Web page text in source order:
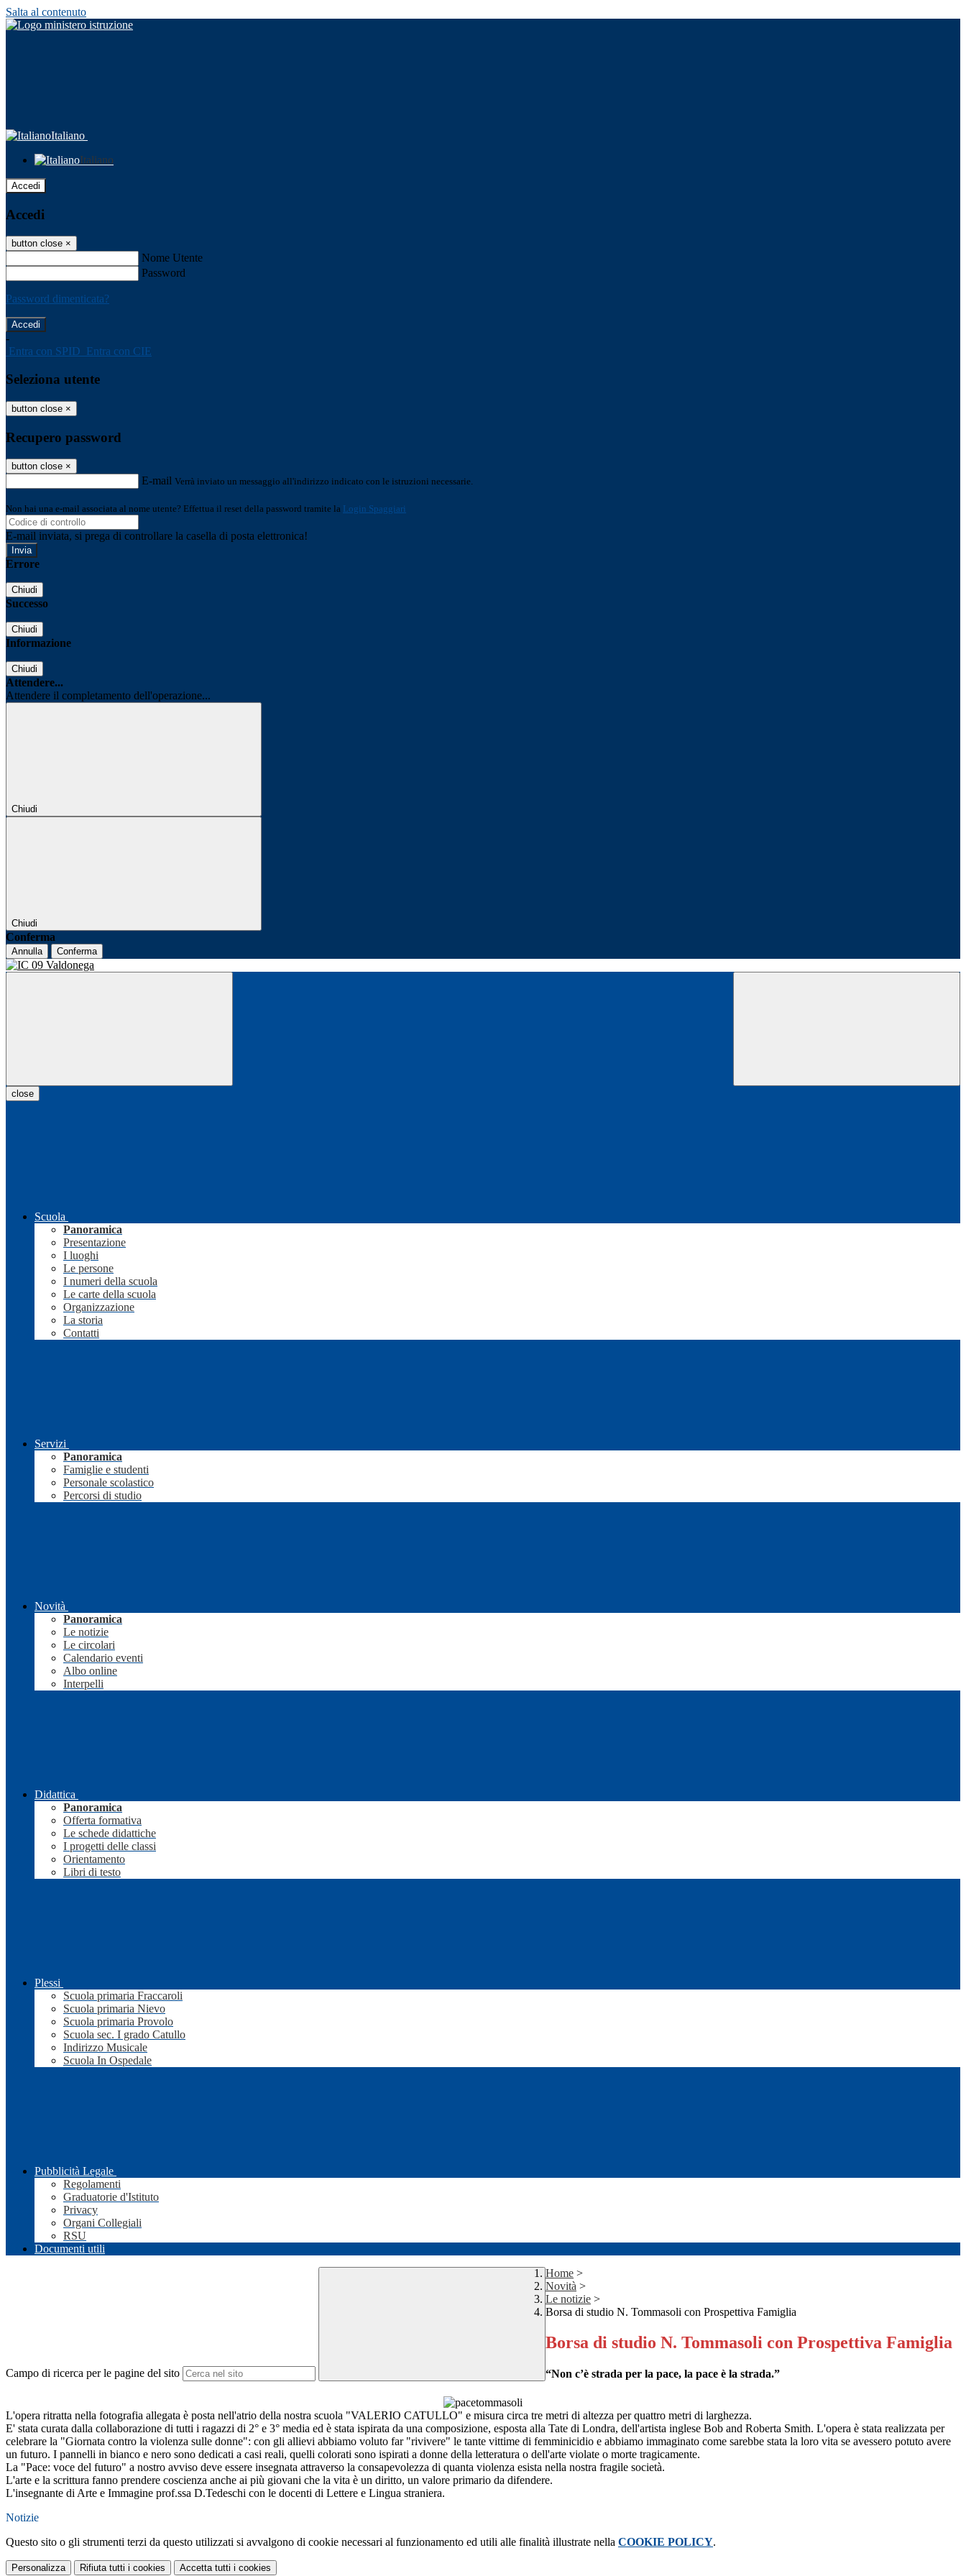
Salta al contenuto
Italiano
Italiano
Accedi
Accedi
button close ×
Nome Utente
Password
Password dimenticata?
-
Entra con SPID Entra con CIE
Seleziona utente
button close ×
Recupero password
button close ×
E-mail Verrà inviato un messaggio all'indirizzo indicato con le istruzioni necessarie.
Non hai una e-mail associata al nome utente? Effettua il reset della password tramite la Login Spaggiari
E-mail inviata, si prega di controllare la casella di posta elettronica!
Errore
Chiudi
Successo
Chiudi
Informazione
Chiudi
Attendere...
Attendere il completamento dell'operazione...
Chiudi
Chiudi
Conferma
Annulla Conferma
close
Scuola
Panoramica
Presentazione
I luoghi
Le persone
I numeri della scuola
Le carte della scuola
Organizzazione
La storia
Contatti
Servizi
Panoramica
Famiglie e studenti
Personale scolastico
Percorsi di studio
Novità
Panoramica
Le notizie
Le circolari
Calendario eventi
Albo online
Interpelli
Didattica
Panoramica
Offerta formativa
Le schede didattiche
I progetti delle classi
Orientamento
Libri di testo
Plessi
Scuola primaria Fraccaroli
Scuola primaria Nievo
Scuola primaria Provolo
Scuola sec. I grado Catullo
Indirizzo Musicale
Scuola In Ospedale
Pubblicità Legale
Regolamenti
Graduatorie d'Istituto
Privacy
Organi Collegiali
RSU
Documenti utili
Campo di ricerca per le pagine del sito
Home >
Novità >
Le notizie >
Borsa di studio N. Tommasoli con Prospettiva Famiglia
Borsa di studio N. Tommasoli con Prospettiva Famiglia
“Non c’è strada per la pace, la pace è la strada.”
L'opera ritratta nella fotografia allegata è posta nell'atrio della nostra scuola "VALERIO CATULLO" e misura circa tre metri di altezza per quattro metri di larghezza.
E' stata curata dalla collaborazione di tutti i ragazzi di 2° e 3° media ed è stata ispirata da una composizione, esposta alla Tate di Londra, dell'artista inglese Bob and Roberta Smith. L'opera è stata realizzata per
celebrare la "Giornata contro la violenza sulle donne": con gli allievi abbiamo voluto far "rivivere" le tante vittime di femminicidio e abbiamo immaginato come sarebbe stata la loro vita se avessero potuto avere
un futuro. I pannelli in bianco e nero sono dedicati a casi reali, quelli colorati sono ispirati a donne della letteratura o dell'arte violate o morte tragicamente.
La "Pace: voce del futuro" a nostro avviso deve essere insegnata attraverso la consapevolezza di quanta violenza esista nella nostra fragile società.
L'arte e la scrittura fanno prendere coscienza anche ai più giovani che la vita è un diritto, un valore primario da difendere.
L'insegnante di Arte e Immagine prof.ssa D.Tedeschi con le docenti di Lettere e Lingua straniera.
Notizie
Questo sito o gli strumenti terzi da questo utilizzati si avvalgono di cookie necessari al funzionamento ed utili alle finalità illustrate nella COOKIE POLICY.
Personalizza Rifiuta tutti i cookies Accetta tutti i cookies